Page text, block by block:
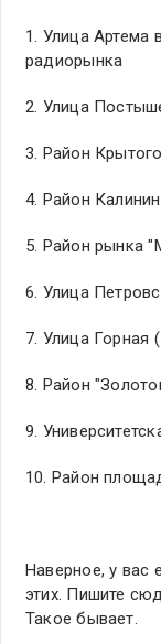
1. Улица Артема
радиорынка
2. Улица
3. Район
4. Район
5. Район рынка
6. Улица
7. Улица Горная
8. Район
9.
10. Район
Наверное, у вас
этих. Пишите
Такое бывает.